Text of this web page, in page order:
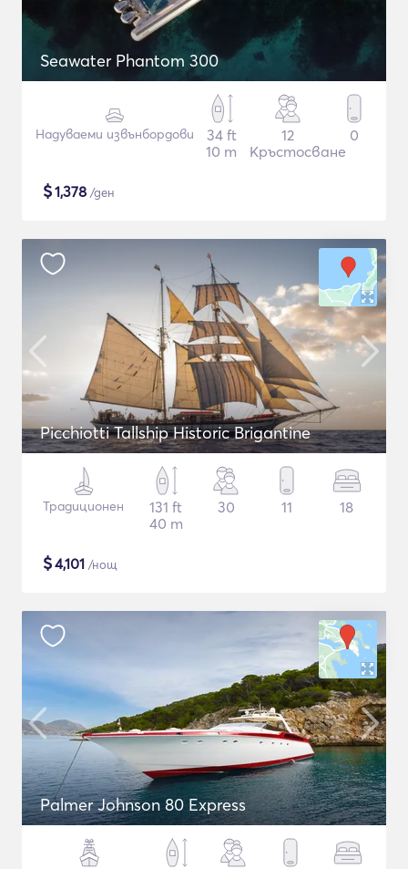
Seawater Phantom 300
Надуваеми извънбордови
34 ft
10 m
12
Кръстосване
0
$1,378 /ден
Picchiotti Tallship Historic Brigantine
Традиционен
131 ft
40 m
30 11 18
$4,101 /нощ
Palmer Johnson 80 Express